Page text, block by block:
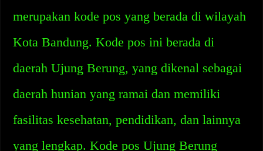
merupakan kode pos yang berada di wilayah
Kota Bandung. Kode pos ini berada di
daerah Ujung Berung, yang dikenal sebagai
daerah hunian yang ramai dan memiliki
fasilitas kesehatan, pendidikan, dan lainnya
yang lengkap. Kode pos Ujung Berung